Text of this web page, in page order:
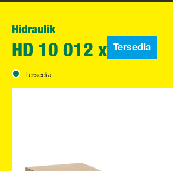
Hidraulik
HD 10 012 x Tersedia
Tersedia